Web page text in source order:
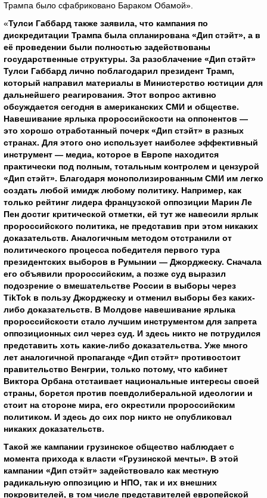
Трампа было сфабриковано Бараком Обамой».
«Тулси Габбард также заявила, что кампания по
дискредитации Трампа была спланирована «Дип стэйт», а в
её проведении были полностью задействованы
государственные структуры. За разоблачение «Дип стэйт»
Тулси Габбард лично поблагодарил президент Трамп,
который направил материалы в Министерство юстиции для
дальнейшего реагирования. Этот вопрос активно
обсуждается сегодня в американских СМИ и обществе.
Навешивание ярлыка пророссийскости на оппонентов —
это хорошо отработанный почерк «Дип стэйт» в разных
странах. Для этого оно использует наиболее эффективный
инструмент — медиа, которое в Европе находится
практически под полным, тотальным контролем и цензурой
«Дип стэйт». Благодаря монополизированным СМИ им легко
создать любой имидж любому политику. Например, как
только рейтинг лидера французской оппозиции Марин Ле
Пен достиг критической отметки, ей тут же навесили ярлык
пророссийского политика, не представив при этом никаких
доказательств. Аналогичным методом отстранили от
политического процесса победителя первого тура
президентских выборов в Румынии — Джорджеску. Сначала
его объявили пророссийским, а позже суд выразил
подозрение о вмешательстве России в выборы через
TikTok в пользу Джорджеску и отменил выборы без каких-
либо доказательств. В Молдове навешивание ярлыка
пророссийскости стало лучшим инструментом для запрета
оппозиционных сил через суд. И здесь никто не потрудился
представить хоть какие-либо доказательства. Уже много
лет аналогичной пропаганде «Дип стэйт» противостоит
правительство Венгрии, только потому, что кабинет
Виктора Орбана отстаивает национальные интересы своей
страны, борется против псевдолиберальной идеологии и
стоит на стороне мира, его окрестили пророссийским
политиком. И здесь до сих пор никто не опубликовал
никаких доказательств.
Такой же кампании грузинское общество наблюдает с
момента прихода к власти «Грузинской мечты». В этой
кампании «Дип стэйт» задействовало как местную
радикальную оппозицию и НПО, так и их внешних
покровителей, в том числе представителей европейской